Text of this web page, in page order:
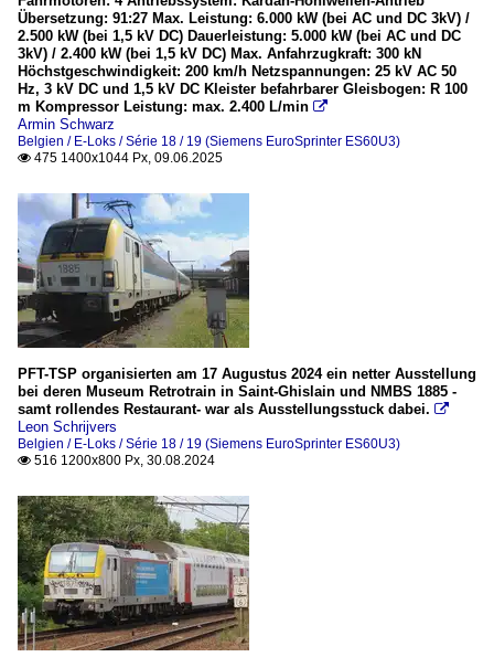
Übersetzung: 91:27 Max. Leistung: 6.000 kW (bei AC und DC 3kV) /
2.500 kW (bei 1,5 kV DC) Dauerleistung: 5.000 kW (bei AC und DC
3kV) / 2.400 kW (bei 1,5 kV DC) Max. Anfahrzugkraft: 300 kN
Höchstgeschwindigkeit: 200 km/h Netzspannungen: 25 kV AC 50
Hz, 3 kV DC und 1,5 kV DC Kleister befahrbarer Gleisbogen: R 100
m Kompressor Leistung: max. 2.400 L/min 
Armin Schwarz
Belgien / E-Loks / Série 18 / 19 (Siemens EuroSprinter ES60U3)
 475 1400x1044 Px, 09.06.2025
PFT-TSP organisierten am 17 Augustus 2024 ein netter Ausstellung
bei deren Museum Retrotrain in Saint-Ghislain und NMBS 1885 -
samt rollendes Restaurant- war als Ausstellungsstuck dabei. 
Leon Schrijvers
Belgien / E-Loks / Série 18 / 19 (Siemens EuroSprinter ES60U3)
 516 1200x800 Px, 30.08.2024